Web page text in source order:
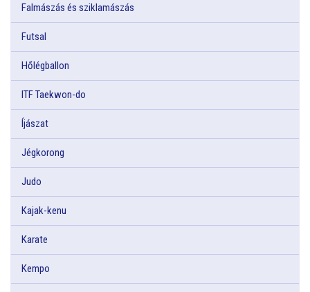
Falmászás és sziklamászás
Futsal
Hőlégballon
ITF Taekwon-do
Íjászat
Jégkorong
Judo
Kajak-kenu
Karate
Kempo